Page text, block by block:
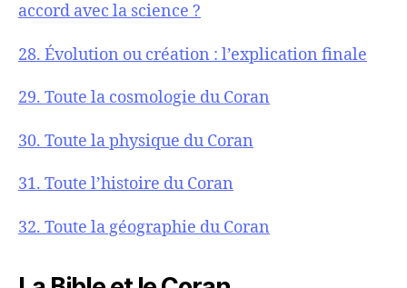
accord avec la science ?
28. Évolution ou création : l’explication finale
29. Toute la cosmologie du Coran
30. Toute la physique du Coran
31. Toute l’histoire du Coran
32. Toute la géographie du Coran